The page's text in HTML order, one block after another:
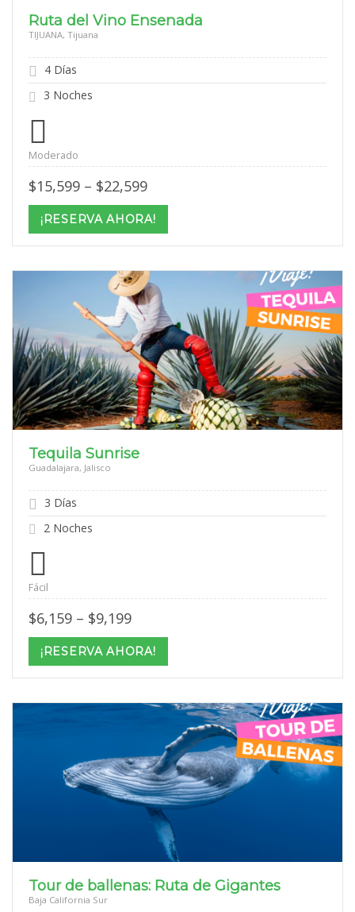
Ruta del Vino Ensenada
TIJUANA, Tijuana
4 Días
3 Noches
Moderado
$15,599 – $22,599Price
$15,599
through
$22,599
¡RESERVA AHORA!
Tequila Sunrise
Guadalajara, Jalisco
3 Días
2 Noches
Fácil
$6,159 – $9,199Price
$6,159
through
$9,199
¡RESERVA AHORA!
Tour de ballenas: Ruta de Gigantes
Baja California Sur